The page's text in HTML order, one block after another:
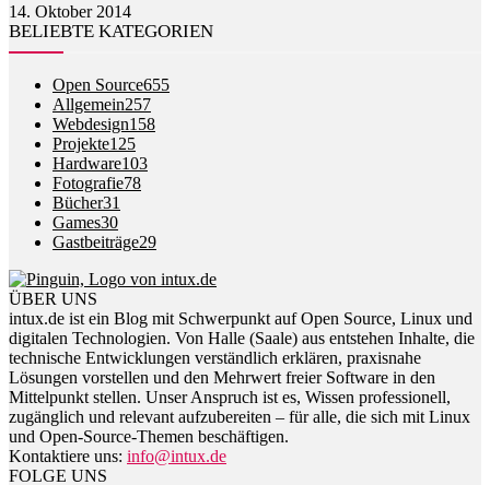
14. Oktober 2014
BELIEBTE KATEGORIEN
Open Source655
Allgemein257
Webdesign158
Projekte125
Hardware103
Fotografie78
Bücher31
Games30
Gastbeiträge29
ÜBER UNS
intux.de ist ein Blog mit Schwerpunkt auf Open Source, Linux und
digitalen Technologien. Von Halle (Saale) aus entstehen Inhalte, die
technische Entwicklungen verständlich erklären, praxisnahe
Lösungen vorstellen und den Mehrwert freier Software in den
Mittelpunkt stellen. Unser Anspruch ist es, Wissen professionell,
zugänglich und relevant aufzubereiten – für alle, die sich mit Linux
und Open-Source-Themen beschäftigen.
Kontaktiere uns: info@intux.de
FOLGE UNS